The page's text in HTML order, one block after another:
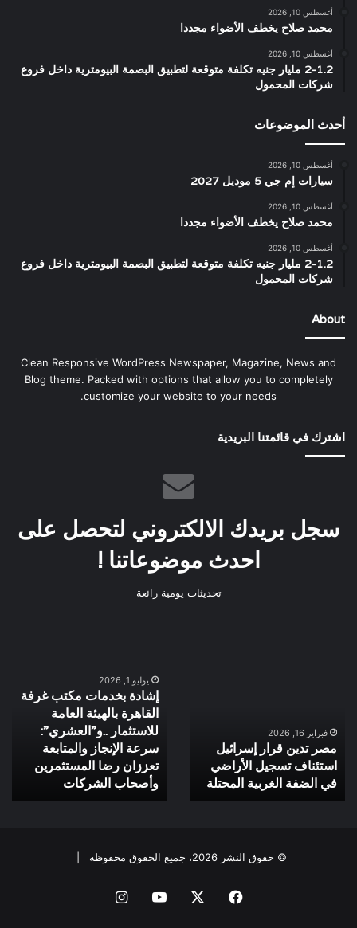
أغسطس 10, 2026
محمد صلاح يخطف الأضواء مجددا
أغسطس 10, 2026
2-1.2 مليار جنيه تكلفة متوقعة لتطبيق البصمة البيومترية داخل فروع
شركات المحمول
أحدث الموضوعات
أغسطس 10, 2026
سيارات إم جي 5 موديل 2027
أغسطس 10, 2026
محمد صلاح يخطف الأضواء مجددا
أغسطس 10, 2026
2-1.2 مليار جنيه تكلفة متوقعة لتطبيق البصمة البيومترية داخل فروع
شركات المحمول
About
Clean Responsive WordPress Newspaper, Magazine, News and
Blog theme. Packed with options that allow you to completely
customize your website to your needs.
اشترك في قائمتنا البريدية
سجل بريدك الالكتروني لتحصل على
احدث موضوعاتنا !
تحديثات يومية رائعة
استئناف
تسجيل
الأراضي
في
الضفة
فبراير 16, 2026
مصر تدين قرار إسرائيل
استئناف تسجيل الأراضي
في الضفة الغربية المحتلة
بخدمات
مكتب
غرفة
القاهرة
بالهيئة
العامة
للاستثمار
..و”العشري”:
تعززان
المستثمرين
يوليو 1, 2026
إشادة بخدمات مكتب غرفة
القاهرة بالهيئة العامة
للاستثمار ..و”العشري”:
سرعة الإنجاز والمتابعة
تعززان رضا المستثمرين
وأصحاب الشركات
© حقوق النشر 2026، جميع الحقوق محفوظة |
فيسبوك ‫YouTubeانستقرام